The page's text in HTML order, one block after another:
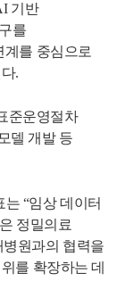
기반
를
계를 중심으로
.
준운영절차
델 개발 등
“임상 데이터
정밀의료
병원과의 협력을
를 확장하는 데